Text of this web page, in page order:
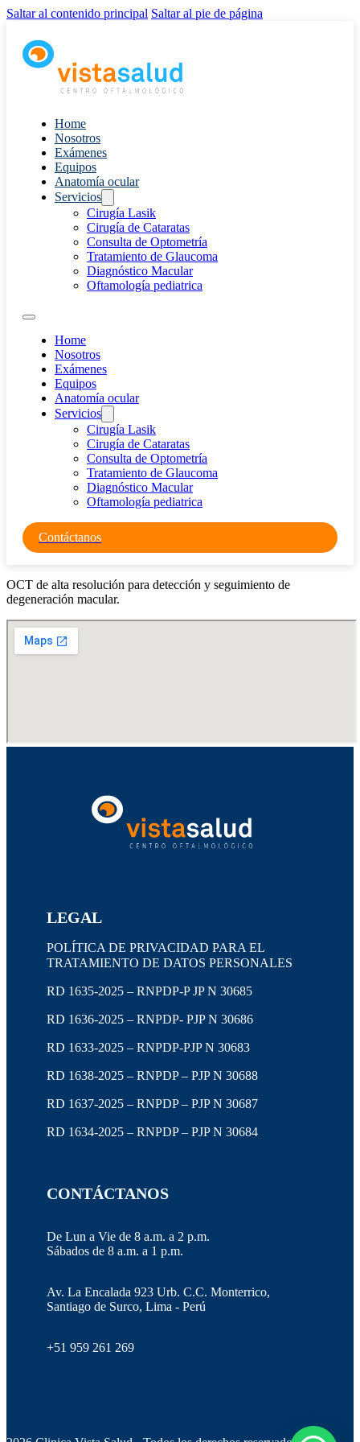
Saltar al contenido principal Saltar al pie de página
Home
Nosotros
Exámenes
Equipos
Anatomía ocular
Servicios
Cirugía Lasik
Cirugía de Cataratas
Consulta de Optometría
Tratamiento de Glaucoma
Diagnóstico Macular
Oftamología pediatrica
Home
Nosotros
Exámenes
Equipos
Anatomía ocular
Servicios
Cirugía Lasik
Cirugía de Cataratas
Consulta de Optometría
Tratamiento de Glaucoma
Diagnóstico Macular
Oftamología pediatrica
Contáctanos
OCT de alta resolución para detección y seguimiento de
degeneración macular.
LEGAL
POLÍTICA DE PRIVACIDAD PARA EL
TRATAMIENTO DE DATOS PERSONALES
RD 1635-2025 – RNPDP-P JP N 30685
RD 1636-2025 – RNPDP- PJP N 30686
RD 1633-2025 – RNPDP-PJP N 30683
RD 1638-2025 – RNPDP – PJP N 30688
RD 1637-2025 – RNPDP – PJP N 30687
RD 1634-2025 – RNPDP – PJP N 30684
CONTÁCTANOS
De Lun a Vie de 8 a.m. a 2 p.m.
Sábados de 8 a.m. a 1 p.m.
Av. La Encalada 923 Urb. C.C. Monterrico,
Santiago de Surco, Lima - Perú
+51 959 261 269